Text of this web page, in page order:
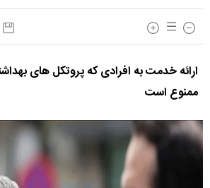
ارائه خدمت به افرادی که پروتکل های
ممنوع است